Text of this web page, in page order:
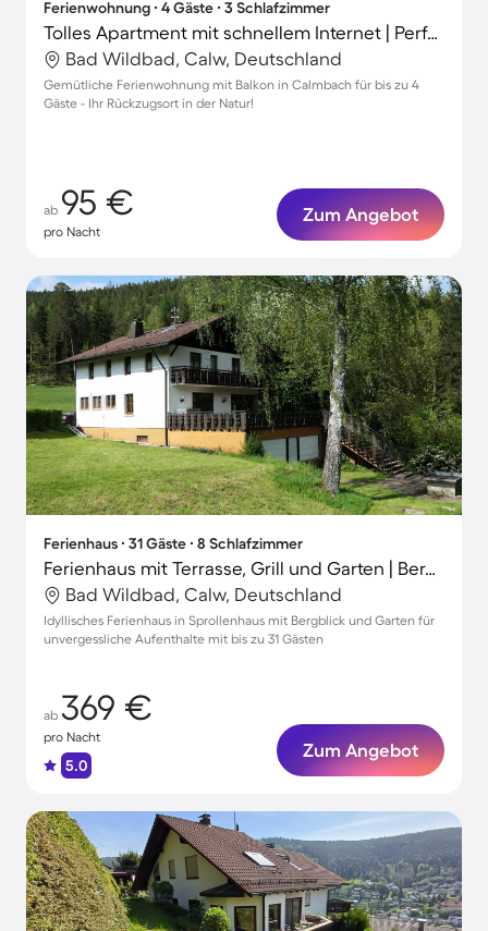
Ferienwohnung ∙ 4 Gäste ∙ 3 Schlafzimmer
Tolles Apartment mit schnellem Internet | Perfekt für die Arbeit von Zuhause
Bad Wildbad, Calw, Deutschland
Gemütliche Ferienwohnung mit Balkon in Calmbach für bis zu 4
Gäste - Ihr Rückzugsort in der Natur!
ab 95 €
pro Nacht
Zum Angebot
Ferienhaus ∙ 31 Gäste ∙ 8 Schlafzimmer
Ferienhaus mit Terrasse, Grill und Garten | Bergblick
Bad Wildbad, Calw, Deutschland
Idyllisches Ferienhaus in Sprollenhaus mit Bergblick und Garten für
unvergessliche Aufenthalte mit bis zu 31 Gästen
ab 369 €
pro Nacht
5.0
Zum Angebot